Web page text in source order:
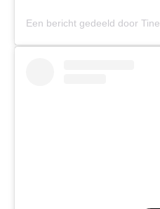
Een bericht gedeeld door